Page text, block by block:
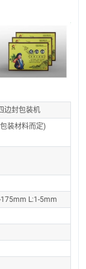
边封包装机
包装材料而定)
L:1-5mm